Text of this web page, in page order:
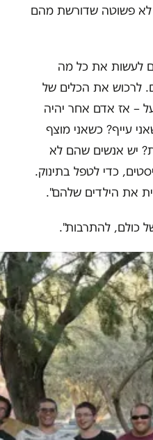
פשוטה שדורשת מהם
לעשות את כל מה
לרכוש את הכלים של
– אז אדם אחר יהיה
עייף? כשאני מוצף
יש אנשים שהם לא
כדי לטפל בתינוק.
את הילדים שלהם".
כולם, להתרבות".